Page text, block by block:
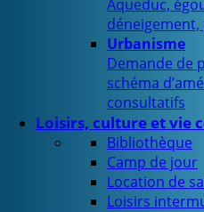
Aqueduc,
Urbanisme
Demande de
schéma
consultatifs
Loisirs, culture et vie
Bibliothèque
Camp de jour
Location de
Loisirs